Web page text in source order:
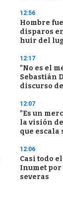
12:56
Hombre
disparos
huir del
12:17
"No es el
Sebastián
discurso
12:07
"Es un
la visión
que escala
12:06
Casi todo
Inumet por
severas